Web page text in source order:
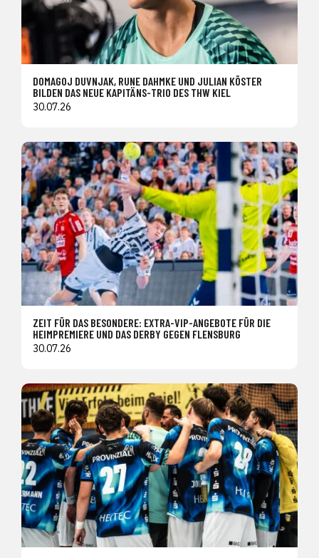
DOMAGOJ DUVNJAK, RUNE DAHMKE UND JULIAN KÖSTER
BILDEN DAS NEUE KAPITÄNS-TRIO DES THW KIEL
30.07.26
ZEIT FÜR DAS BESONDERE: EXTRA-VIP-ANGEBOTE FÜR DIE
HEIMPREMIERE UND DAS DERBY GEGEN FLENSBURG
30.07.26